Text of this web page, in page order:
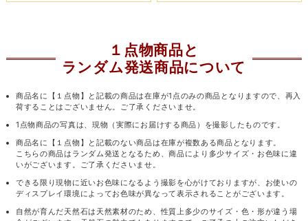
１点物商品と
ランダム発送商品について
商品名に【１点物】と記載の商品は在庫が1点のみの商品となりますので、再入
荷することはございません。ご了承くださいませ。
1点物商品の写真は、現物（実際にお届けする商品）を撮影したものです。
商品名に【１点物】と記載のない商品は在庫が複数ある商品となります。
こちらの商品はランダム発送となるため、商品により多少サイズ・お色味に違
いがございます。ご了承くださいませ。
できる限り現物に近いお色味になるよう撮影を心がけておりますが、お使いの
ディスプレイ環境によってお色味が異なって表示されることがございます。
自然が育んだ天然石は天然素材のため、性質上多少のサイズ・色・形が違う場